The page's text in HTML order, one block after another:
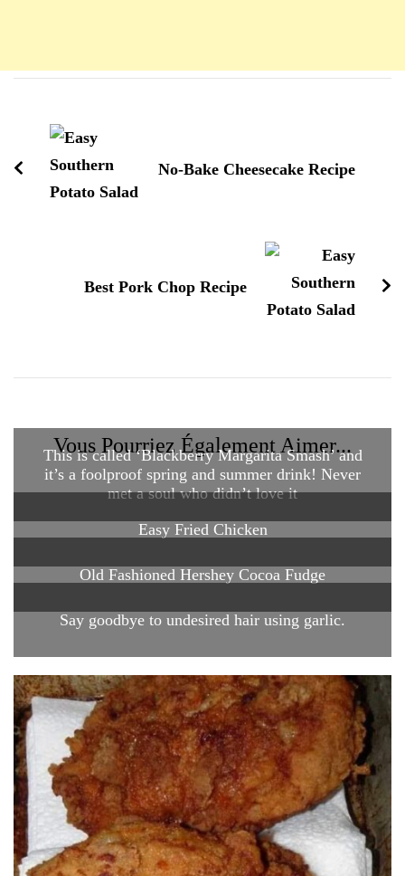
d'article
No-Bake Cheesecake Recipe
Best Pork Chop Recipe
Vous Pourriez Également Aimer...
This is called ‘Blackberry Margarita Smash’ and
it’s a foolproof spring and summer drink! Never
met a soul who didn’t love it
Easy Fried Chicken
Old Fashioned Hershey Cocoa Fudge
Say goodbye to undesired hair using garlic.